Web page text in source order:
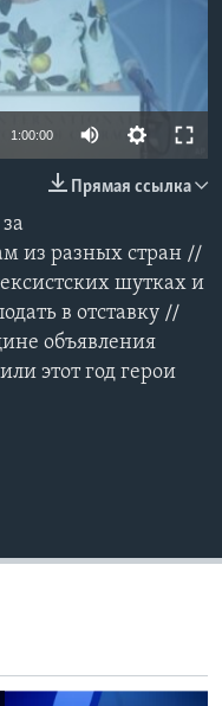
available
1:00:00
Прямая ссылка
из разных стран //
шутках и
в отставку //
объявления
этот год герои